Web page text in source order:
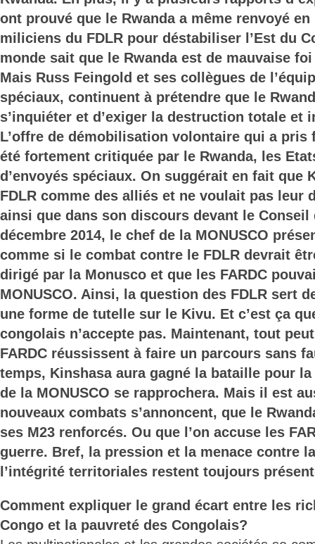
ont prouvé que le Rwanda a même renvoyé en
miliciens du FDLR pour déstabiliser l’Est du
monde sait que le Rwanda est de mauvaise
Mais Russ Feingold et ses collègues de
spéciaux, continuent à prétendre que le
s’inquiéter et d’exiger la destruction totale et
L’offre de démobilisation volontaire qui a pris
été fortement critiquée par le Rwanda, les
d’envoyés spéciaux. On suggérait en fait que
FDLR comme des alliés et ne voulait pas leur
ainsi que dans son discours devant le Conseil
décembre 2014, le chef de la MONUSCO
comme si le combat contre le FDLR devrait
dirigé par la Monusco et que les FARDC
MONUSCO. Ainsi, la question des FDLR sert
une forme de tutelle sur le Kivu. Et c’est ça
congolais n’accepte pas. Maintenant, tout
FARDC réussissent à faire un parcours sans
temps, Kinshasa aura gagné la bataille pour
de la MONUSCO se rapprochera. Mais il est
nouveaux combats s’annoncent, que le
ses M23 renforcés. Ou que l’on accuse les
guerre. Bref, la pression et la menace contre
l’intégrité territoriales restent toujours
Comment expliquer le grand écart entre les
Congo et la pauvreté des Congolais?